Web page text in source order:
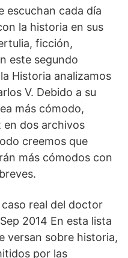
escuchan cada día
la historia en sus
ficción,
este segundo
Historia analizamos
V. Debido a su
más cómodo,
en dos archivos
creemos que
más cómodos con
real del doctor
2014 En esta lista
versan sobre historia,
por las